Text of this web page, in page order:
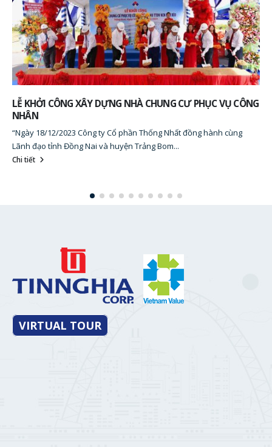
TỔ CHỨC KỶ NIỆM 34 NĂM NGÀY THÀNH LẬP TỔNG CÔNG
TY TÍN NGHĨA (07/09/1989 – 07/09/2023)
Ngày 07/09/2023, tại Văn phòng Tổng Công ty Tín Nghĩa đã diễn ra
buổi họp mặt kỷ niệm 34 năm...
Chi tiết
VIRTUAL TOUR